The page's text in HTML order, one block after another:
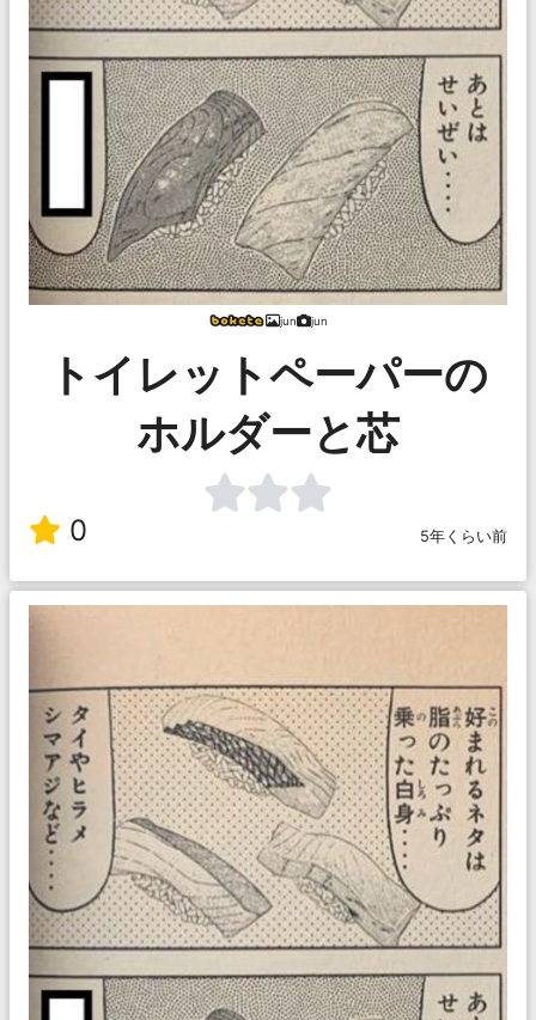
jun jun
トイレットペーパーの
ホルダーと芯
0 5年くらい前